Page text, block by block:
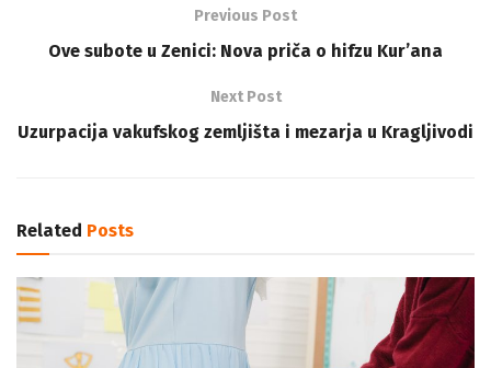
Previous Post
Ove subote u Zenici: Nova priča o hifzu Kur’ana
Next Post
Uzurpacija vakufskog zemljišta i mezarja u Kragljivodi
Related Posts